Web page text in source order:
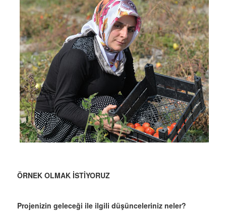
ÖRNEK OLMAK İSTİYORUZ
Projenizin geleceği ile ilgili düşünceleriniz neler?